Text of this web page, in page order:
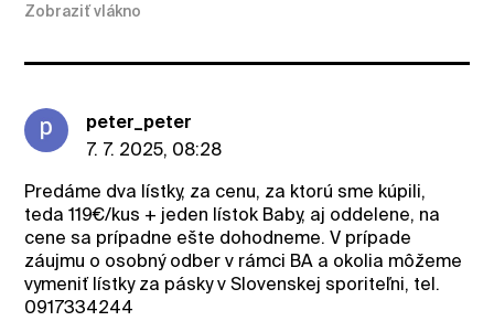
Zobraziť vlákno
peter_peter
7. 7. 2025, 08:28
Predáme dva lístky, za cenu, za ktorú sme kúpili,
teda 119€/kus + jeden lístok Baby, aj oddelene, na
cene sa prípadne ešte dohodneme. V prípade
záujmu o osobný odber v rámci BA a okolia môžeme
vymeniť lístky za pásky v Slovenskej sporiteľni, tel.
0917334244